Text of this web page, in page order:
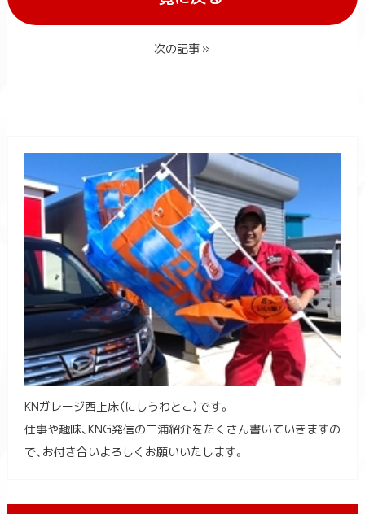
次の記事 »
KNガレージ西上床（にしうわとこ）です。
仕事や趣味、KNG発信の三浦紹介をたくさん書いていきますの
で、お付き合いよろしくお願いいたします。